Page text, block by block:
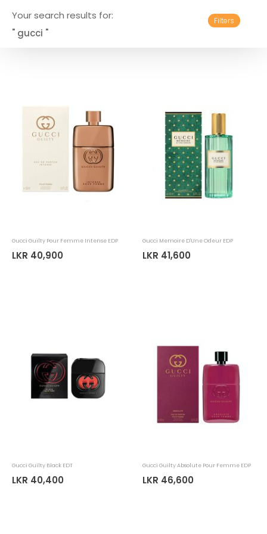
Your search results for:
" gucci "
Filters
Gucci Guilty Pour Femme Intense EDP
LKR 40,900
Gucci Memoire D'Une Odeur EDP
LKR 41,600
Gucci Guilty Black EDT
LKR 40,400
Gucci Guilty Absolute Pour Femme EDP
LKR 46,600